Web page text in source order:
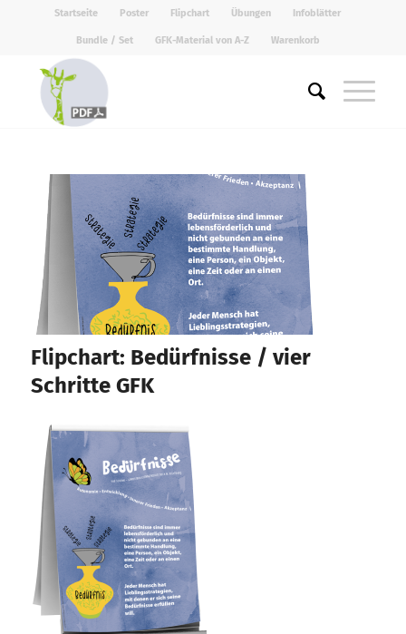
Startseite Poster Flipchart Übungen Infoblätter
Bundle / Set GFK-Material von A-Z Warenkorb
Flipchart: Bedürfnisse / vier
Schritte GFK